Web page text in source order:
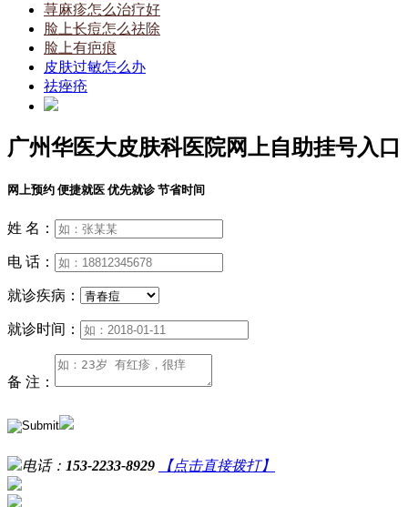
荨麻疹怎么治疗好
脸上长痘怎么祛除
脸上有疤痕
皮肤过敏怎么办
祛痤疮
广州华医大皮肤科医院网上自助挂号入口
网上预约 便捷就医 优先就诊 节省时间
姓 名：
电 话：
就诊疾病：
就诊时间：
备 注：
电话： 153-2233-8929 【点击直接拨打】